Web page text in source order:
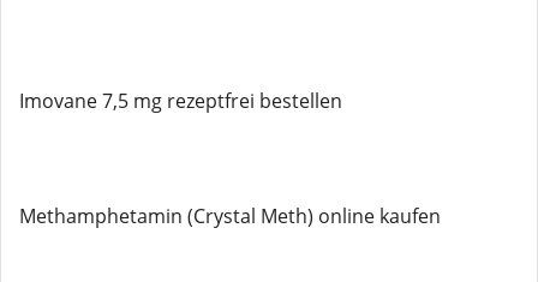
Imovane 7,5 mg rezeptfrei bestellen
Methamphetamin (Crystal Meth) online kaufen